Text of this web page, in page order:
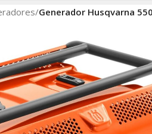
/Generador Husqvarna